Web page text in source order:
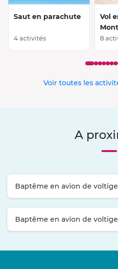
Saut en parachute
4 activités
Vol
8
Voir toutes les
A
Baptême en avion de
Baptême en avion de